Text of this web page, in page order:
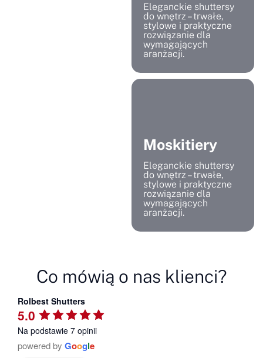
Eleganckie shuttersy
do wnętrz – trwałe,
stylowe i praktyczne
rozwiązanie dla
wymagających
aranżacji.
Moskitiery
Eleganckie shuttersy
do wnętrz – trwałe,
stylowe i praktyczne
rozwiązanie dla
wymagających
aranżacji.
Co mówią o nas klienci?
Rolbest Shutters
5.0
Na podstawie 7 opinii
powered by Google